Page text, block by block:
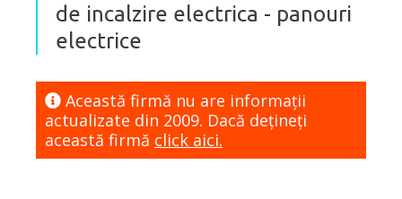
de incalzire electrica - panouri
electrice
Această firmă nu are informaţii
actualizate din 2009. Dacă dețineți
această firmă click aici.